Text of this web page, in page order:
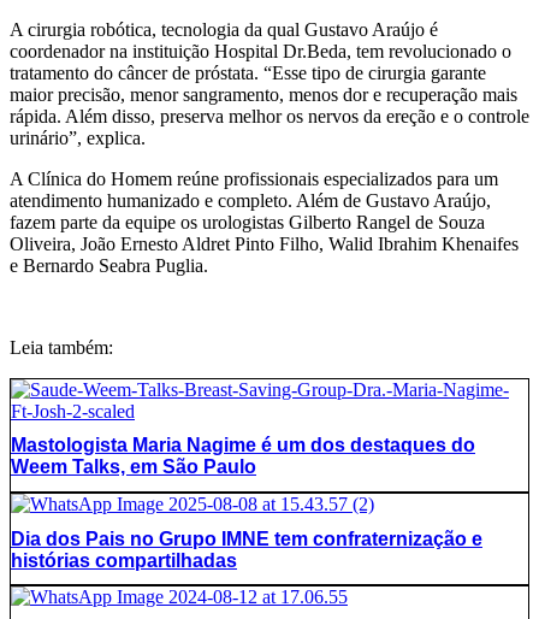
A cirurgia robótica, tecnologia da qual Gustavo Araújo é
coordenador na instituição Hospital Dr.Beda, tem revolucionado o
tratamento do câncer de próstata. “Esse tipo de cirurgia garante
maior precisão, menor sangramento, menos dor e recuperação mais
rápida. Além disso, preserva melhor os nervos da ereção e o controle
urinário”, explica.
A Clínica do Homem reúne profissionais especializados para um
atendimento humanizado e completo. Além de Gustavo Araújo,
fazem parte da equipe os urologistas Gilberto Rangel de Souza
Oliveira, João Ernesto Aldret Pinto Filho, Walid Ibrahim Khenaifes
e Bernardo Seabra Puglia.
Leia também:
Mastologista Maria Nagime é um dos destaques do
Weem Talks, em São Paulo
Dia dos Pais no Grupo IMNE tem confraternização e
histórias compartilhadas